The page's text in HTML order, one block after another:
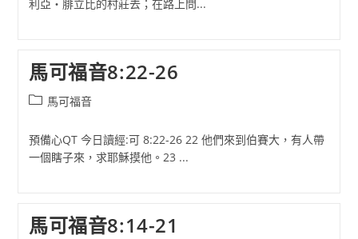
利亞‧腓立比的村莊去；在路上問...
馬可福音8:22-26
Post馬可福音
預備心QT 今日讀經:可 8:22-26 22 他們來到伯賽大，有人帶
一個瞎子來，求耶穌摸他。23 ...
馬可福音8:14-21